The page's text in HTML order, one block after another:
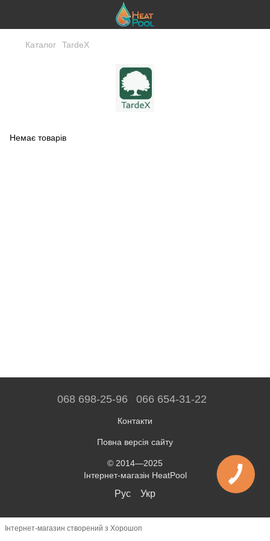
Каталог TardeX
Немає товарів
068 698-25-96 066 654-31-22
Контакти
Повна версія сайту
© 2014—2025
Інтернет-магазін HeatPool
Рус Укр
Інтернет-магазин створений з Хорошоп